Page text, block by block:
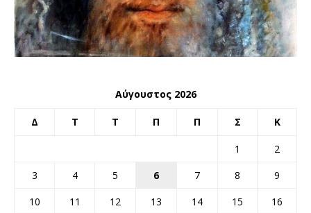
Αύγουστος 2026
Δ Τ Τ Π Π Σ Κ
1
2
3
4 5 6 7 8
9
10
11 12 13 14 15
16